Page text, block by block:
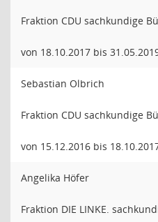
Fraktion CDU sachkundige
von 18.10.2017 bis
Sebastian Olbrich
Fraktion CDU sachkundige
von 15.12.2016 bis
Angelika Höfer
Fraktion DIE LINKE.